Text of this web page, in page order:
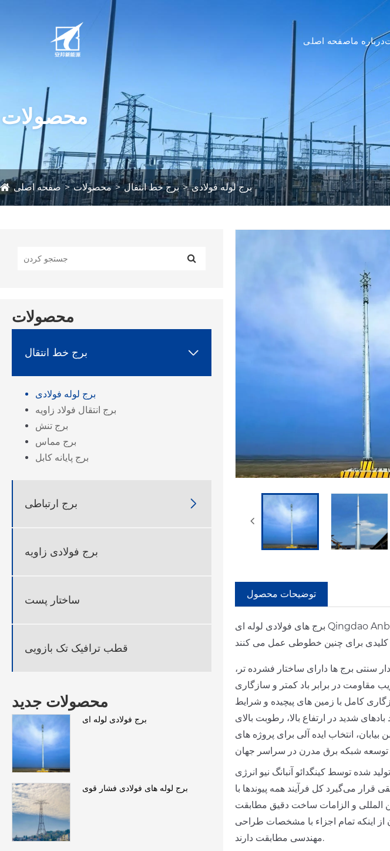
صفحه اصلیدرباره ما
محصولات
صفحه اصلی محصولات برج خط انتقال برج لوله فولادی
محصولات
برج خط انتقال 
برج لوله فولادی
برج انتقال فولاد زاویه
برج تنش
برج مماس
برج پایانه کابل
برج ارتباطی 
برج فولادی زاویه
ساختار پست
قطب ترافیک تک بازویی
محصولات جدید
برج فولادی لوله ای
برج لوله های فولادی فشار قوی
توضیحات محصول
برج های فولادی لوله ای Qingdao Anbang New Energy ساختارهای پشتیبان هسته ای هستند که به طور مناسب برای سربار طراحی شده
دار سنتی برج ها دارای ساختار فشرده تر،
در برابر باد کمتر و سازگاری
کامل با زمین های پیچیده و شرایط
شدید در ارتفاع بالا، رطوبت بالای
انتخاب ایده آلی برای پروژه های
شده توسط کینگدائو آنبانگ نیو انرژی
قرار می‌گیرد کل فرآیند همه پیوندها با
المللی و الزامات ساخت دقیق مطابقت
از اینکه تمام اجزاء با مشخصات طراحی
مهندسی مطابقت دارند.